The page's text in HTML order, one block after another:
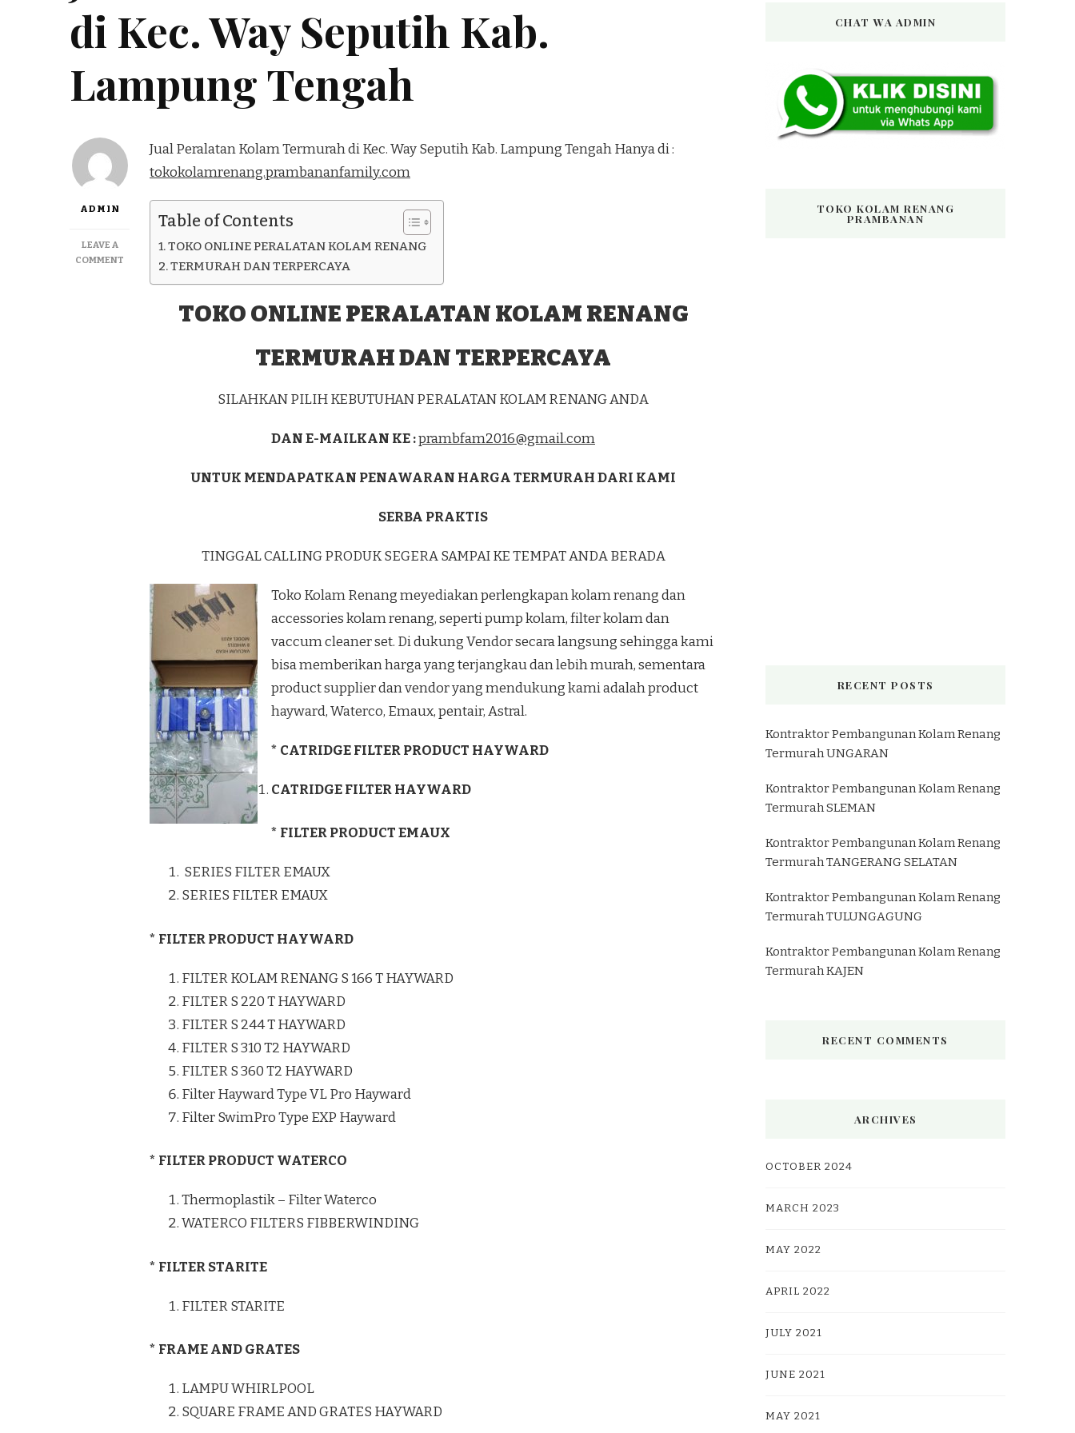
di Kec. Way Seputih Kab.
Lampung Tengah
ADMIN
LEAVE A
COMMENT
Jual Peralatan Kolam Termurah di Kec. Way Seputih Kab. Lampung Tengah Hanya di :
tokokolamrenang.prambananfamily.com
Table of Contents
TOKO ONLINE PERALATAN KOLAM RENANG
TERMURAH DAN TERPERCAYA
TOKO ONLINE PERALATAN KOLAM RENANG
TERMURAH DAN TERPERCAYA
SILAHKAN PILIH KEBUTUHAN PERALATAN KOLAM RENANG ANDA
DAN E-MAILKAN KE :prambfam2016@gmail.com
UNTUK MENDAPATKAN PENAWARAN HARGA TERMURAH DARI KAMI
SERBA PRAKTIS
TINGGAL CALLING PRODUK SEGERA SAMPAI KE TEMPAT ANDA BERADA
Toko Kolam Renang meyediakan perlengkapan kolam renang dan
accessories kolam renang, seperti pump kolam, filter kolam dan
vaccum cleaner set. Di dukung Vendor secara langsung sehingga kami
bisa memberikan harga yang terjangkau dan lebih murah, sementara
product supplier dan vendor yang mendukung kami adalah product
hayward, Waterco, Emaux, pentair, Astral.
* CATRIDGE FILTER PRODUCT HAYWARD
CATRIDGE FILTER HAYWARD
* FILTER PRODUCT EMAUX
SERIES FILTER EMAUX
SERIES FILTER EMAUX
* FILTER PRODUCT HAYWARD
FILTER KOLAM RENANG S 166 T HAYWARD
FILTER S 220 T HAYWARD
FILTER S 244 T HAYWARD
FILTER S 310 T2 HAYWARD
FILTER S 360 T2 HAYWARD
Filter Hayward Type VL Pro Hayward
Filter SwimPro Type EXP Hayward
* FILTER PRODUCT WATERCO
Thermoplastik – Filter Waterco
WATERCO FILTERS FIBBERWINDING
* FILTER STARITE
FILTER STARITE
* FRAME AND GRATES
LAMPU WHIRLPOOL
SQUARE FRAME AND GRATES HAYWARD
CHAT WA ADMIN
TOKO KOLAM RENANG
PRAMBANAN
RECENT POSTS
Kontraktor Pembangunan Kolam Renang
Termurah UNGARAN
Kontraktor Pembangunan Kolam Renang
Termurah SLEMAN
Kontraktor Pembangunan Kolam Renang
Termurah TANGERANG SELATAN
Kontraktor Pembangunan Kolam Renang
Termurah TULUNGAGUNG
Kontraktor Pembangunan Kolam Renang
Termurah KAJEN
RECENT COMMENTS
ARCHIVES
OCTOBER 2024
MARCH 2023
MAY 2022
APRIL 2022
JULY 2021
JUNE 2021
MAY 2021